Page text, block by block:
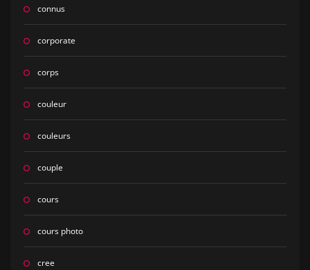
connus
corporate
corps
couleur
couleurs
couple
cours
cours photo
cree